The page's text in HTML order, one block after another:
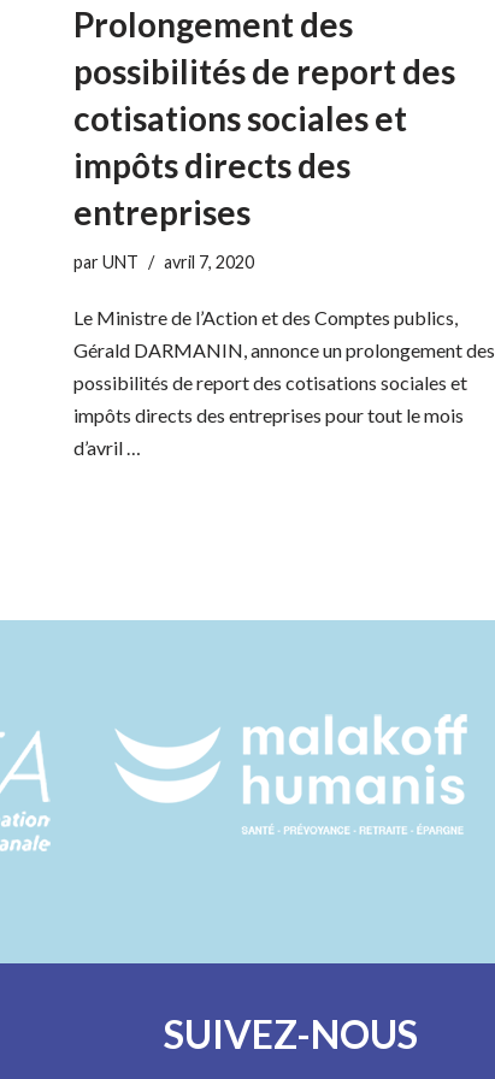
Prolongement des
possibilités de report des
cotisations sociales et
impôts directs des
entreprises
parUNT avril 7, 2020
Le Ministre de l’Action et des Comptes publics,
Gérald DARMANIN, annonce un prolongement des
possibilités de report des cotisations sociales et
impôts directs des entreprises pour tout le mois
d’avril …
SUIVEZ-NOUS